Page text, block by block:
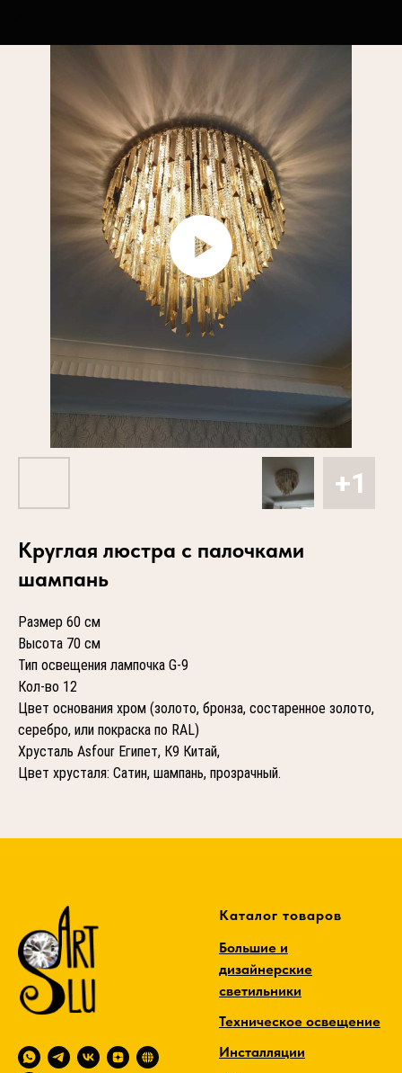
Круглая люстра с палочками
шампань
Размер 60 см
Высота 70 см
Тип освещения лампочка G-9
Кол-во 12
Цвет основания хром (золото, бронза, состаренное золото,
серебро, или покраска по RAL)
Хрусталь Asfour Египет, К9 Китай,
Цвет хрусталя: Сатин, шампань, прозрачный.
Каталог товаров
Большие и
дизайнерские
светильники
Техническое освещение
Инсталляции